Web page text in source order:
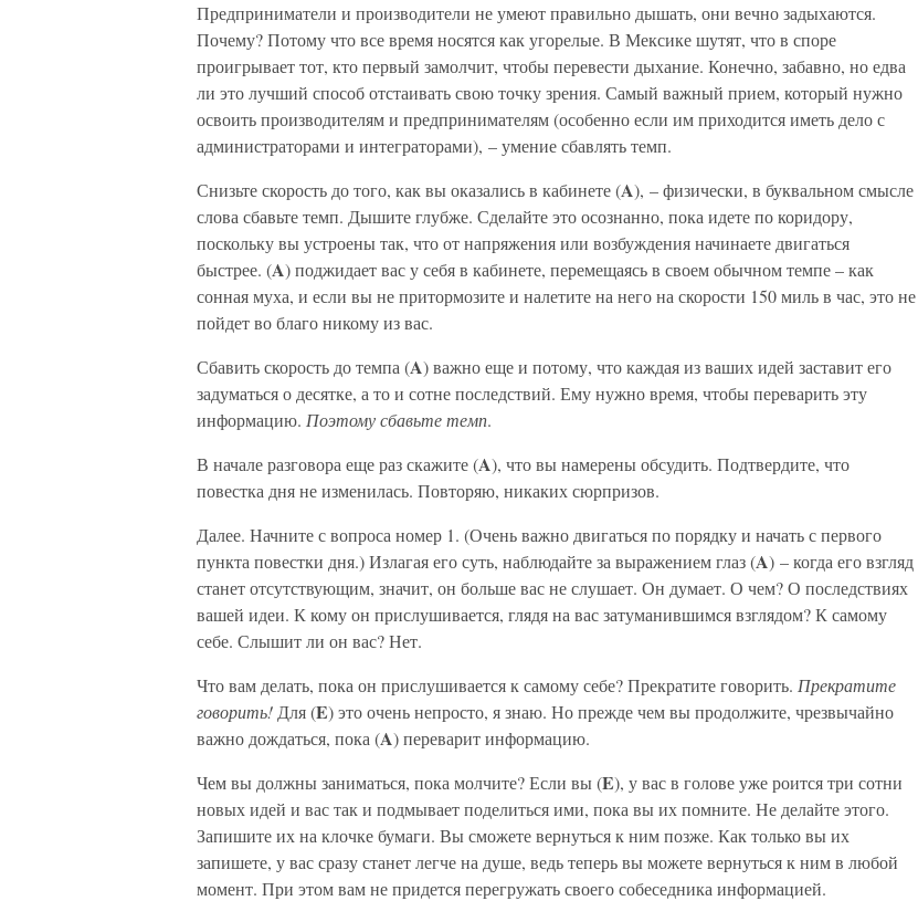
Предприниматели и производители не умеют правильно дышать, они вечно задыхаются.
Почему? Потому что все время носятся как угорелые. В Мексике шутят, что в споре
проигрывает тот, кто первый замолчит, чтобы перевести дыхание. Конечно, забавно, но едва
ли это лучший способ отстаивать свою точку зрения. Самый важный прием, который нужно
освоить производителям и предпринимателям (особенно если им приходится иметь дело с
администраторами и интеграторами), – умение сбавлять темп.
Снизьте скорость до того, как вы оказались в кабинете (A), – физически, в буквальном смысле
слова сбавьте темп. Дышите глубже. Сделайте это осознанно, пока идете по коридору,
поскольку вы устроены так, что от напряжения или возбуждения начинаете двигаться
быстрее. (A) поджидает вас у себя в кабинете, перемещаясь в своем обычном темпе – как
сонная муха, и если вы не притормозите и налетите на него на скорости 150 миль в час, это не
пойдет во благо никому из вас.
Сбавить скорость до темпа (A) важно еще и потому, что каждая из ваших идей заставит его
задуматься о десятке, а то и сотне последствий. Ему нужно время, чтобы переварить эту
информацию. Поэтому сбавьте темп.
В начале разговора еще раз скажите (A), что вы намерены обсудить. Подтвердите, что
повестка дня не изменилась. Повторяю, никаких сюрпризов.
Далее. Начните с вопроса номер 1. (Очень важно двигаться по порядку и начать с первого
пункта повестки дня.) Излагая его суть, наблюдайте за выражением глаз (A) – когда его взгляд
станет отсутствующим, значит, он больше вас не слушает. Он думает. О чем? О последствиях
вашей идеи. К кому он прислушивается, глядя на вас затуманившимся взглядом? К самому
себе. Слышит ли он вас? Нет.
Что вам делать, пока он прислушивается к самому себе? Прекратите говорить. Прекратите
говорить! Для (E) это очень непросто, я знаю. Но прежде чем вы продолжите, чрезвычайно
важно дождаться, пока (A) переварит информацию.
Чем вы должны заниматься, пока молчите? Если вы (E), у вас в голове уже роится три сотни
новых идей и вас так и подмывает поделиться ими, пока вы их помните. Не делайте этого.
Запишите их на клочке бумаги. Вы сможете вернуться к ним позже. Как только вы их
запишете, у вас сразу станет легче на душе, ведь теперь вы можете вернуться к ним в любой
момент. При этом вам не придется перегружать своего собеседника информацией.